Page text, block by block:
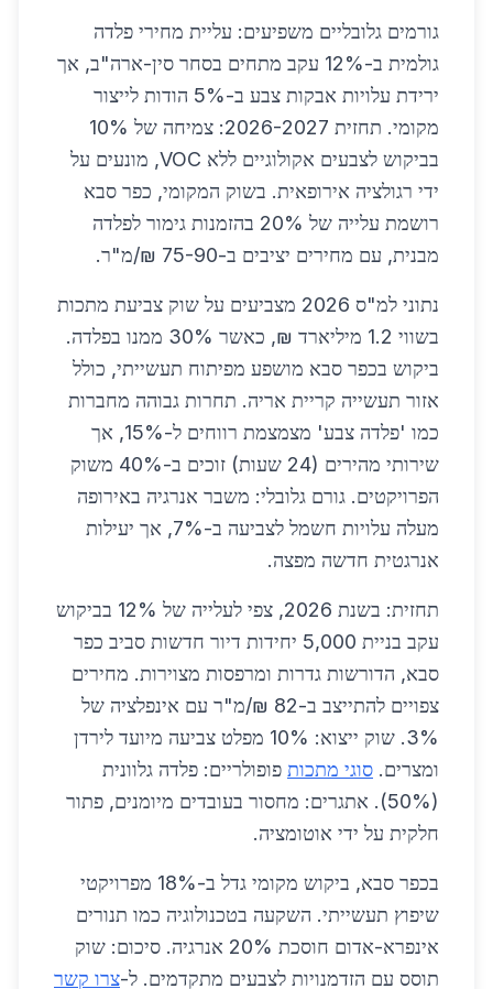
גורמים גלובליים משפיעים: עליית מחירי פלדה
גולמית ב-12% עקב מתחים בסחר סין-ארה"ב, אך
ירידת עלויות אבקות צבע ב-5% הודות לייצור
מקומי. תחזית 2026-2027: צמיחה של 10%
בביקוש לצבעים אקולוגיים ללא VOC, מונעים על
ידי רגולציה אירופאית. בשוק המקומי, כפר סבא
רושמת עלייה של 20% בהזמנות גימור לפלדה
מבנית, עם מחירים יציבים ב-75-90 ₪/מ"ר.
נתוני למ"ס 2026 מצביעים על שוק צביעת מתכות
בשווי 1.2 מיליארד ₪, כאשר 30% ממנו בפלדה.
ביקוש בכפר סבא מושפע מפיתוח תעשייתי, כולל
אזור תעשייה קריית אריה. תחרות גבוהה מחברות
כמו 'פלדה צבע' מצמצמת רווחים ל-15%, אך
שירותי מהירים (24 שעות) זוכים ב-40% משוק
הפרויקטים. גורם גלובלי: משבר אנרגיה באירופה
מעלה עלויות חשמל לצביעה ב-7%, אך יעילות
אנרגטית חדשה מפצה.
תחזית: בשנת 2026, צפי לעלייה של 12% בביקוש
עקב בניית 5,000 יחידות דיור חדשות סביב כפר
סבא, הדורשות גדרות ומרפסות מצוירות. מחירים
צפויים להתייצב ב-82 ₪/מ"ר עם אינפלציה של
3%. שוק ייצוא: 10% מפלט צביעה מיועד לירדן
ומצרים. סוגי מתכות פופולריים: פלדה גלוונית
(50%). אתגרים: מחסור בעובדים מיומנים, פתור
חלקית על ידי אוטומציה.
בכפר סבא, ביקוש מקומי גדל ב-18% מפרויקטי
שיפוץ תעשייתי. השקעה בטכנולוגיה כמו תנורים
אינפרא-אדום חוסכת 20% אנרגיה. סיכום: שוק
תוסס עם הזדמנויות לצבעים מתקדמים. ל-צרו קשר